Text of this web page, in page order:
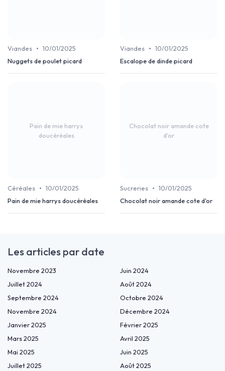
Viandes • 10/01/2025
Nuggets de poulet picard
Viandes • 10/01/2025
Escalope de dinde picard
Pain de mie harrys
doucéréales
Céréales • 10/01/2025
Pain de mie harrys doucéréales
Chocolat noir amande cote
d'or
Sucreries • 10/01/2025
Chocolat noir amande cote d'or
Les articles par date
Novembre 2023
Juin 2024
Juillet 2024
Août 2024
Septembre 2024
Octobre 2024
Novembre 2024
Décembre 2024
Janvier 2025
Février 2025
Mars 2025
Avril 2025
Mai 2025
Juin 2025
Juillet 2025
Août 2025